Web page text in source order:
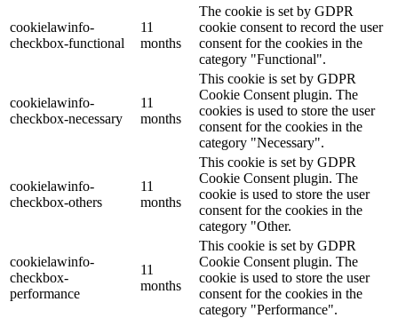
cookielawinfo-
checkbox-functional
11
months
The cookie is set by GDPR
cookie consent to record the user
consent for the cookies in the
category "Functional".
cookielawinfo-
checkbox-necessary
11
months
This cookie is set by GDPR
Cookie Consent plugin. The
cookies is used to store the user
consent for the cookies in the
category "Necessary".
cookielawinfo-
checkbox-others
11
months
This cookie is set by GDPR
Cookie Consent plugin. The
cookie is used to store the user
consent for the cookies in the
category "Other.
cookielawinfo-
checkbox-
performance
11
months
This cookie is set by GDPR
Cookie Consent plugin. The
cookie is used to store the user
consent for the cookies in the
category "Performance".